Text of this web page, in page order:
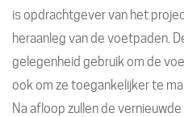
is opdrachtgever van het
heraanleg van de voetpaden.
gelegenheid gebruik om de
ook om ze toegankelijker te
Na afloop zullen de